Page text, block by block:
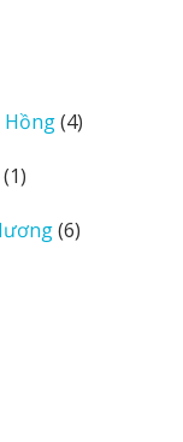
Hồng 44
11
phẩm66